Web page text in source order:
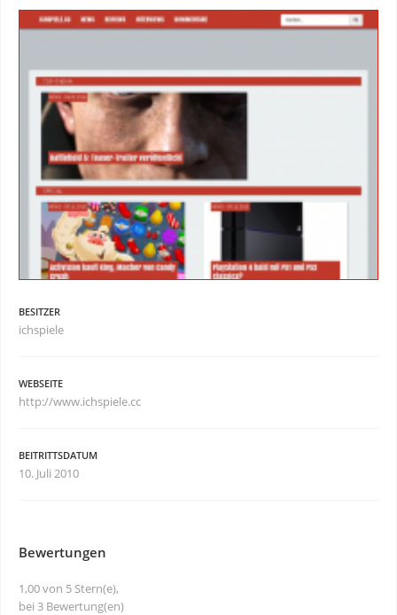
BESITZER
ichspiele
WEBSEITE
http://www.ichspiele.cc
BEITRITTSDATUM
10. Juli 2010
Bewertungen
1,00 von 5 Stern(e),
bei 3 Bewertung(en)